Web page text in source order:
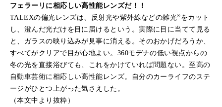
フェラーリに相応しい高性能レンズだ！！
TALEXの偏光レンズは、反射光や紫外線などの雑光® をカット
し、澄んだ光だけを目に届けるという。実際に目に当てて見る
と、ガラスの映り込みが見事に消える。そのおかげだろうか、
すべてがクリアで目が心地よい。360モデナの低い視点からの
冬の光を直接浴びても、これをかけていれば問題ない。至高の
自動車芸術に相応しい高性能レンズ。自分のカーライフのステ
ージがひとつ上がった気さえした。
（本文中より抜粋）